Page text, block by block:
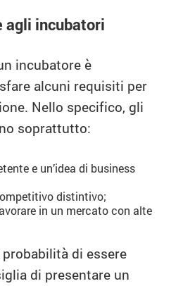
agli incubatori
incubatore è
alcuni requisiti per
Nello specifico, gli
soprattutto:
e un’idea di business
distintivo;
in un mercato con alte
di essere
di presentare un